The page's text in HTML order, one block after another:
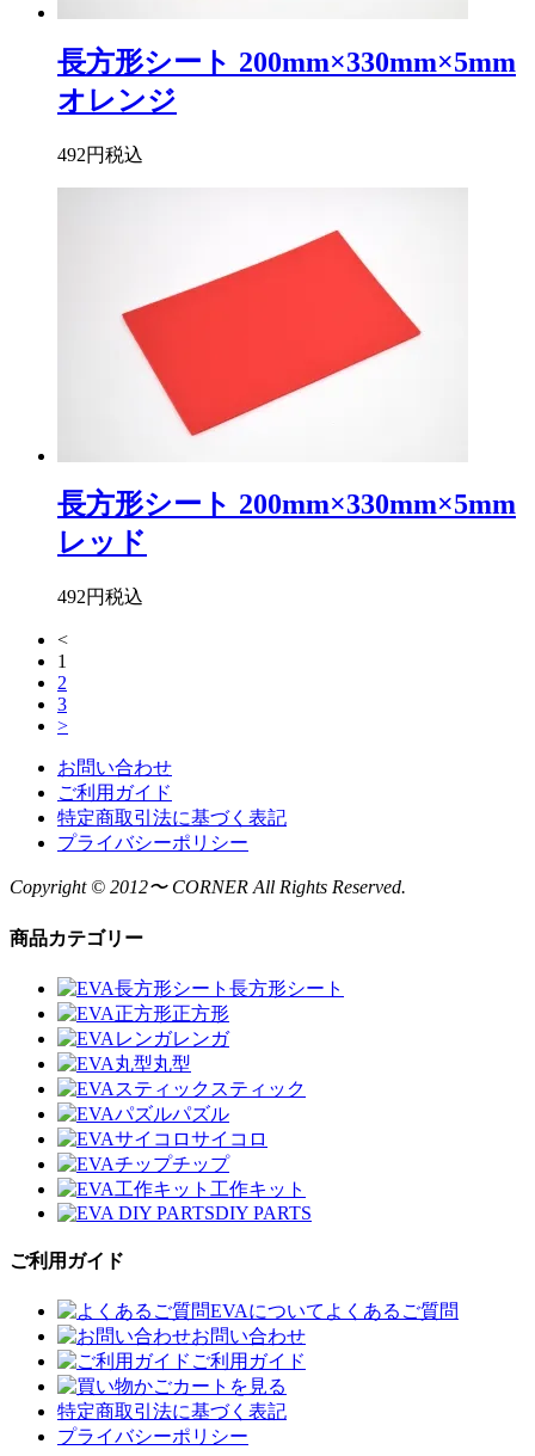
長方形シート 200mm×330mm×5mm
オレンジ
492円税込
長方形シート 200mm×330mm×5mm
レッド
492円税込
<
1
2
3
>
お問い合わせ
ご利用ガイド
特定商取引法に基づく表記
プライバシーポリシー
Copyright © 2012〜 CORNER All Rights Reserved.
商品カテゴリー
長方形シート
正方形
レンガ
丸型
スティック
パズル
サイコロ
チップ
工作キット
DIY PARTS
ご利用ガイド
EVAについてよくあるご質問
お問い合わせ
ご利用ガイド
カートを見る
特定商取引法に基づく表記
プライバシーポリシー